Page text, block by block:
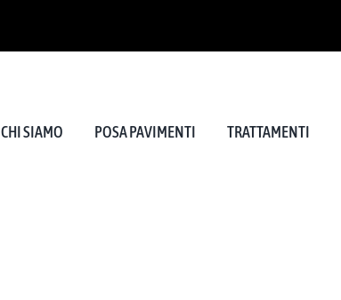
CHI SIAMO POSA PAVIMENTI TRATTAMENTI